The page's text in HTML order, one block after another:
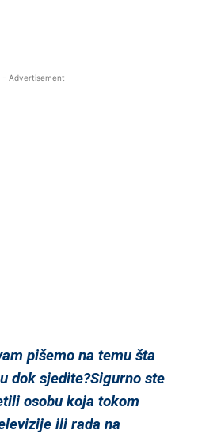
- Advertisement
pišemo na temu šta
dok sjedite?Sigurno ste
osobu koja tokom
ili rada na